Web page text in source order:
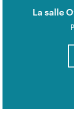
La salle